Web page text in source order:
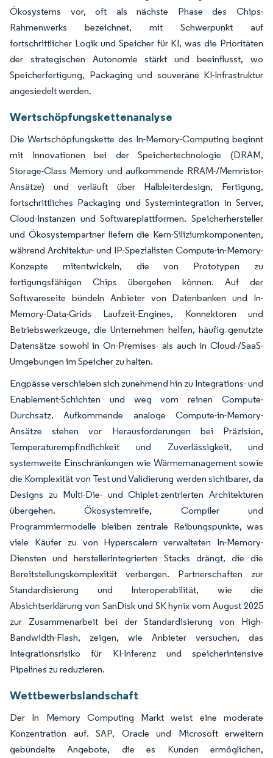
Ökosystems vor, oft als nächste Phase des Chips-
Rahmenwerks bezeichnet, mit Schwerpunkt auf
fortschrittlicher Logik und Speicher für KI, was die Prioritäten
der strategischen Autonomie stärkt und beeinflusst, wo
Speicherfertigung, Packaging und souveräne KI-Infrastruktur
angesiedelt werden.
Wertschöpfungskettenanalyse
Die Wertschöpfungskette des In-Memory-Computing beginnt
mit Innovationen bei der Speichertechnologie (DRAM,
Storage-Class Memory und aufkommende RRAM-/Memristor-
Ansätze) und verläuft über Halbleiterdesign, Fertigung,
fortschrittliches Packaging und Systemintegration in Server,
Cloud-Instanzen und Softwareplattformen. Speicherhersteller
und Ökosystempartner liefern die Kern-Siliziumkomponenten,
während Architektur- und IP-Spezialisten Compute-in-Memory-
Konzepte mitentwickeln, die von Prototypen zu
fertigungsfähigen Chips übergehen können. Auf der
Softwareseite bündeln Anbieter von Datenbanken und In-
Memory-Data-Grids Laufzeit-Engines, Konnektoren und
Betriebswerkzeuge, die Unternehmen helfen, häufig genutzte
Datensätze sowohl in On-Premises- als auch in Cloud-/SaaS-
Umgebungen im Speicher zu halten.
Engpässe verschieben sich zunehmend hin zu Integrations- und
Enablement-Schichten und weg vom reinen Compute-
Durchsatz. Aufkommende analoge Compute-in-Memory-
Ansätze stehen vor Herausforderungen bei Präzision,
Temperaturempfindlichkeit und Zuverlässigkeit, und
systemweite Einschränkungen wie Wärmemanagement sowie
die Komplexität von Test und Validierung werden sichtbarer, da
Designs zu Multi-Die- und Chiplet-zentrierten Architekturen
übergehen. Ökosystemreife, Compiler und
Programmiermodelle bleiben zentrale Reibungspunkte, was
viele Käufer zu von Hyperscalern verwalteten In-Memory-
Diensten und herstellerintegrierten Stacks drängt, die die
Bereitstellungskomplexität verbergen. Partnerschaften zur
Standardisierung und Interoperabilität, wie die
Absichtserklärung von SanDisk und SK hynix vom August 2025
zur Zusammenarbeit bei der Standardisierung von High-
Bandwidth-Flash, zeigen, wie Anbieter versuchen, das
Integrationsrisiko für KI-Inferenz und speicherintensive
Pipelines zu reduzieren.
Wettbewerbslandschaft
Der In Memory Computing Markt weist eine moderate
Konzentration auf. SAP, Oracle und Microsoft erweitern
gebündelte Angebote, die es Kunden ermöglichen,